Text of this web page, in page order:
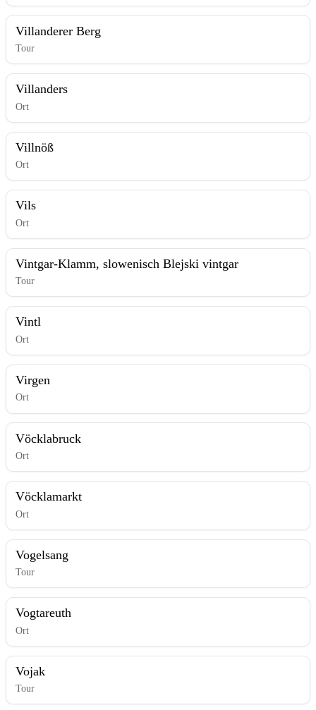
Villanderer Berg
Tour
Villanders
Ort
Villnöß
Ort
Vils
Ort
Vintgar-Klamm, slowenisch Blejski vintgar
Tour
Vintl
Ort
Virgen
Ort
Vöcklabruck
Ort
Vöcklamarkt
Ort
Vogelsang
Tour
Vogtareuth
Ort
Vojak
Tour